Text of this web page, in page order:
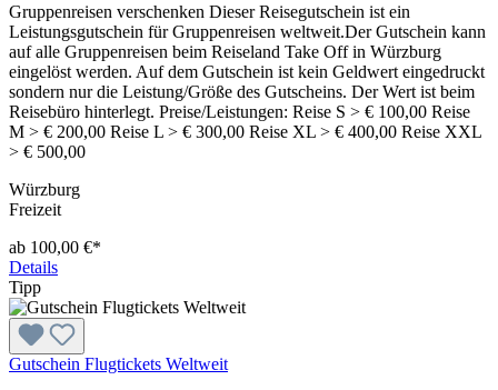
Gruppenreisen verschenken Dieser Reisegutschein ist ein
Leistungsgutschein für Gruppenreisen weltweit.Der Gutschein kann
auf alle Gruppenreisen beim Reiseland Take Off in Würzburg
eingelöst werden. Auf dem Gutschein ist kein Geldwert eingedruckt
sondern nur die Leistung/Größe des Gutscheins. Der Wert ist beim
Reisebüro hinterlegt. Preise/Leistungen: Reise S > € 100,00 Reise
M > € 200,00 Reise L > € 300,00 Reise XL > € 400,00 Reise XXL
> € 500,00
Würzburg
Freizeit
ab 100,00 €*
Details
Tipp
Gutschein Flugtickets Weltweit